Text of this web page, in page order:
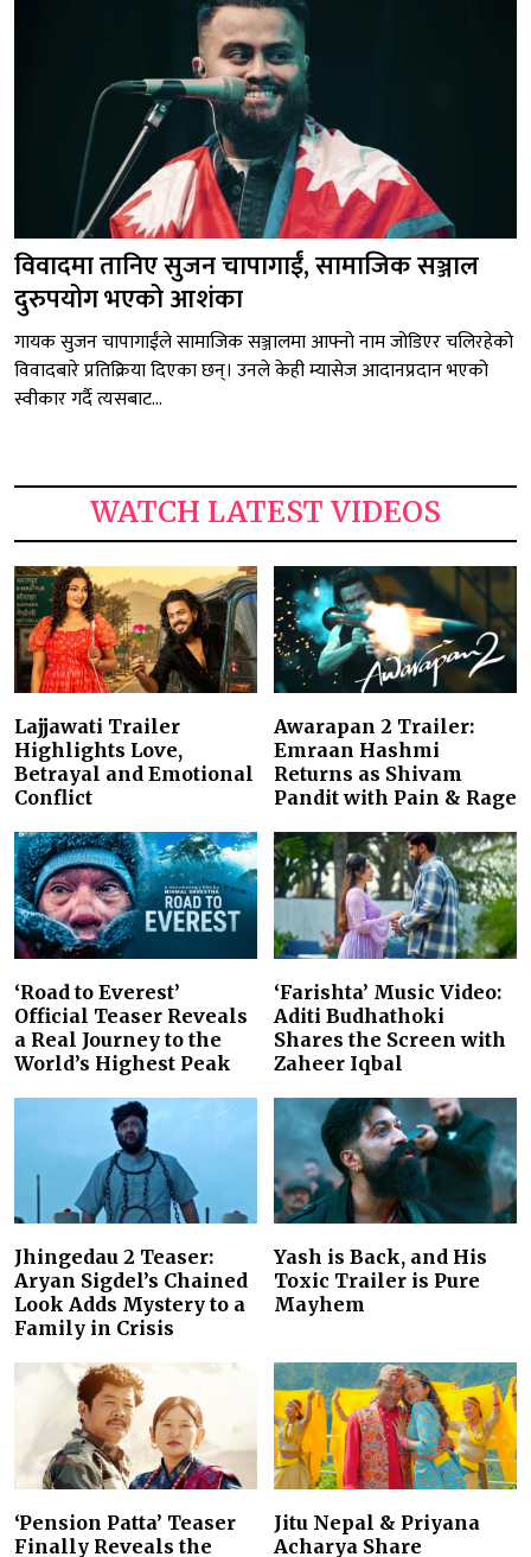
विवादमा तानिए सुजन चापागाईं, सामाजिक सञ्जाल
दुरुपयोग भएको आशंका
गायक सुजन चापागाईंले सामाजिक सञ्जालमा आफ्नो नाम जोडिएर चलिरहेको
विवादबारे प्रतिक्रिया दिएका छन्। उनले केही म्यासेज आदानप्रदान भएको
स्वीकार गर्दै त्यसबाट...
WATCH LATEST VIDEOS
Lajjawati Trailer
Highlights Love,
Betrayal and Emotional
Conflict
Awarapan 2 Trailer:
Emraan Hashmi
Returns as Shivam
Pandit with Pain & Rage
‘Road to Everest’
Official Teaser Reveals
a Real Journey to the
World’s Highest Peak
‘Farishta’ Music Video:
Aditi Budhathoki
Shares the Screen with
Zaheer Iqbal
Jhingedau 2 Teaser:
Aryan Sigdel’s Chained
Look Adds Mystery to a
Family in Crisis
Yash is Back, and His
Toxic Trailer is Pure
Mayhem
‘Pension Patta’ Teaser
Finally Reveals the
Jitu Nepal & Priyana
Acharya Share